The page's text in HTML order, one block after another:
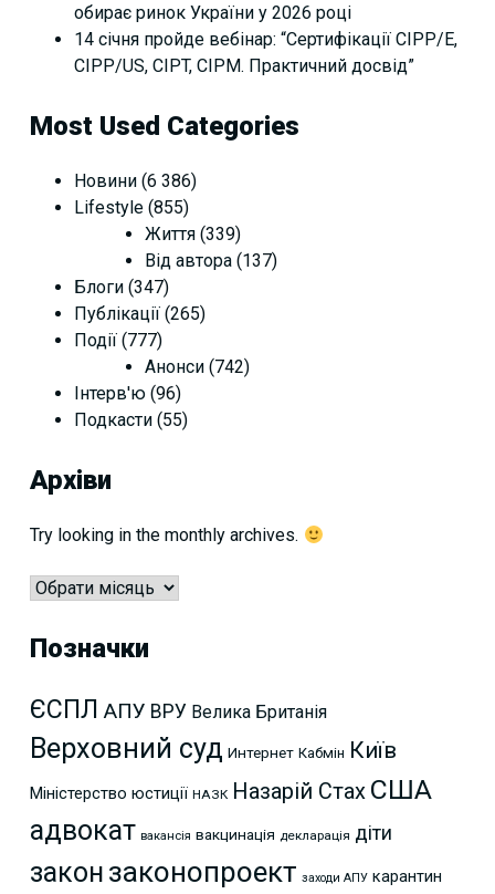
обирає ринок України у 2026 році
14 січня пройде вебінар: “Сертифікації СІРР/Е,
CIPP/US, CIPT, CIPM. Практичний досвід”
Most Used Categories
Новини (6 386)
Lifestyle (855)
Життя (339)
Від автора (137)
Блоги (347)
Публікації (265)
Події (777)
Анонси (742)
Інтерв'ю (96)
Подкасти (55)
Архіви
Try looking in the monthly archives.
Архіви
Позначки
ЄСПЛ АПУ ВРУ Велика Британія
Верховний суд Интернет Кабмін Київ
Міністерство юстиції НАЗК Назарій Стах США
адвокат вакансія вакцинація декларація діти
закон законопроект заходи АПУ карантин